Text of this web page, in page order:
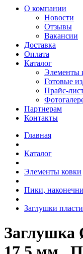
О компании
Новости
Отзывы
Вакансии
Доставка
Оплата
Каталог
Элементы
Готовые
Прайс-
Партнерам
Контакты
Главная
Каталог
Элементы ковки
Пики,
Заглушки
Заглушка